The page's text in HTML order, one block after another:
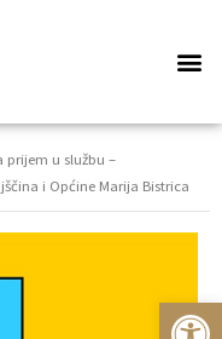
prijem u službu –
i Općine Marija Bistrica